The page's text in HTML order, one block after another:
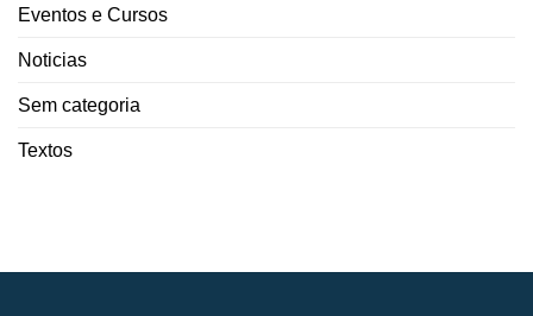
Eventos e Cursos
Noticias
Sem categoria
Textos